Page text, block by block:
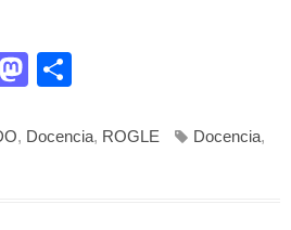
Mastodon
, Docencia, ROGLE Docencia,